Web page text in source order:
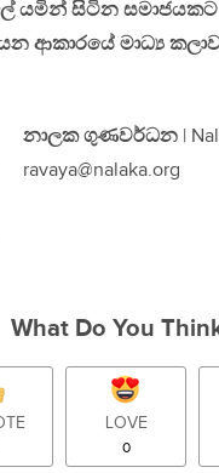
යමින් සිටින
ආකාරයේ මාධ්‍ය
නාලක ගුණවර්ධන |
ravaya@nalaka.org
What Do You
LOVE
0